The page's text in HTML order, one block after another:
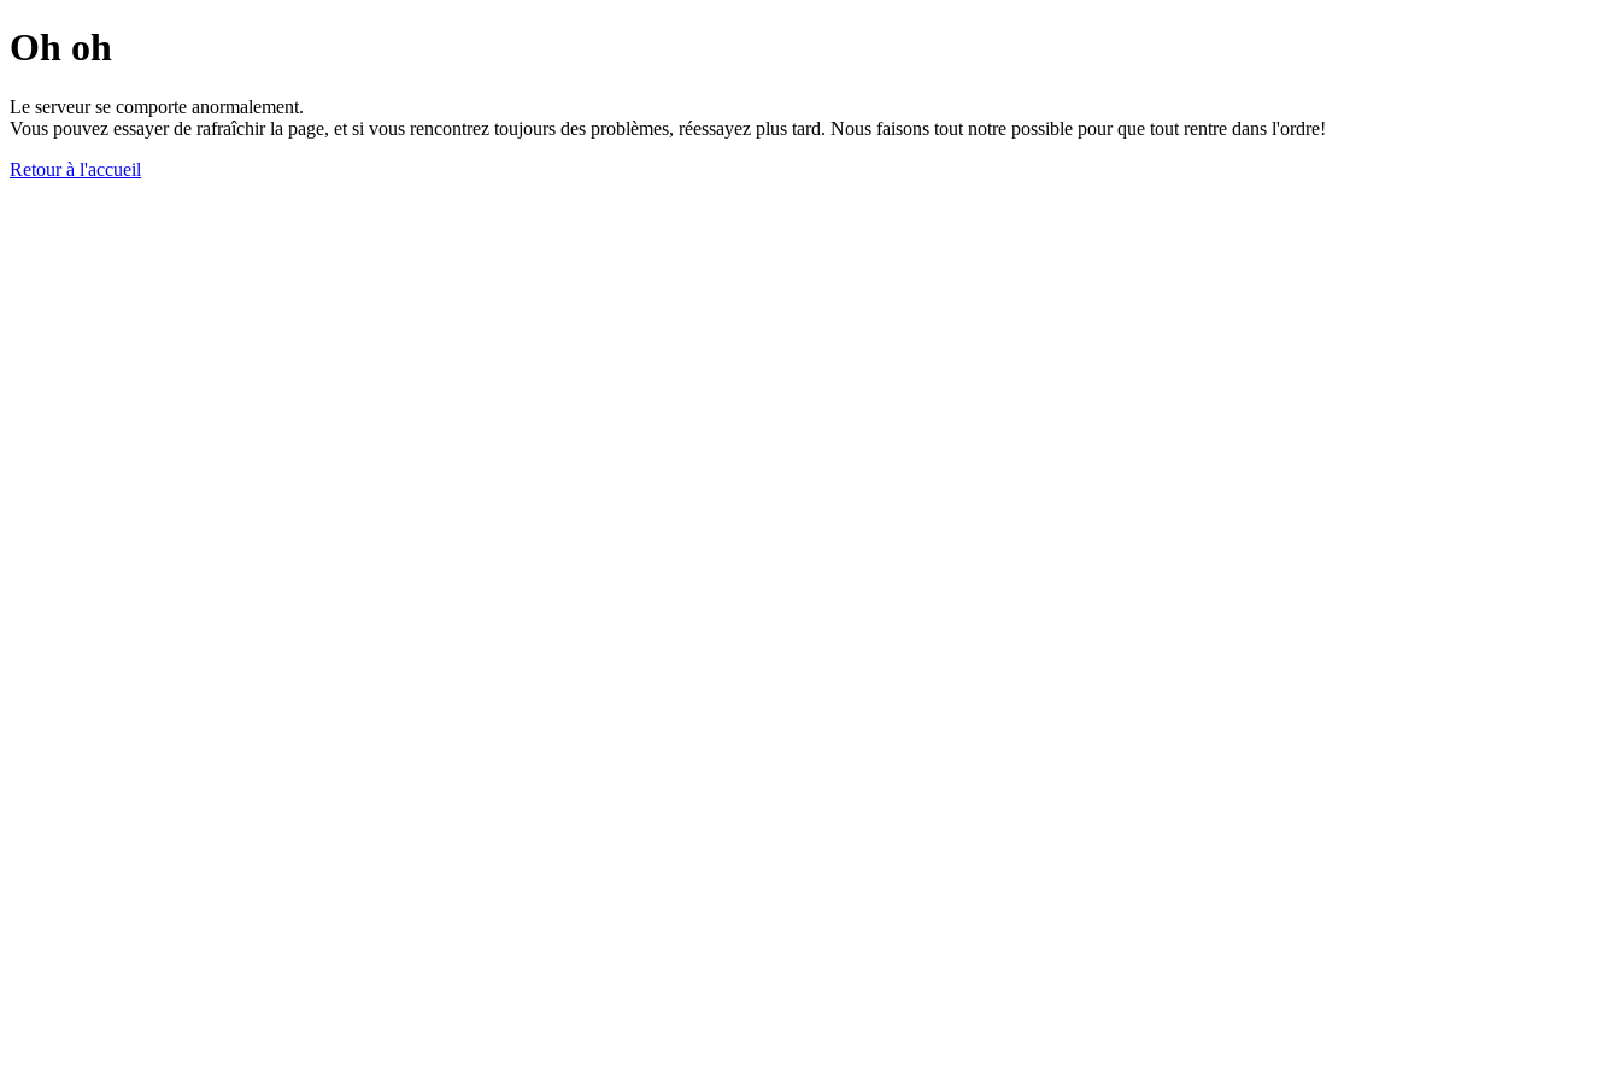
Oh oh
Le serveur se comporte anormalement.
Vous pouvez essayer de rafraîchir la page, et si vous rencontrez toujours des problèmes, réessayez plus tard. Nous faisons tout notre possible pour que tout rentre dans l'ordre!
Retour à l'accueil